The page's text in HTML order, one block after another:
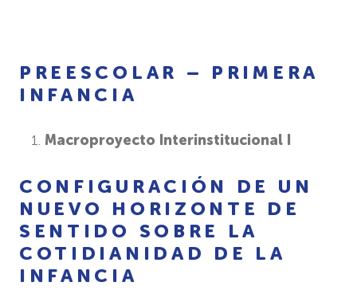
PREESCOLAR – PRIMERA
INFANCIA
Macroproyecto Interinstitucional I
CONFIGURACIÓN DE UN
NUEVO HORIZONTE DE
SENTIDO SOBRE LA
COTIDIANIDAD DE LA
INFANCIA